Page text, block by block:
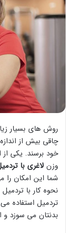
روش های بسیار
چاقی بیش از
خود برسند. یکی
وزن لاغری با
شما این امکان را
نحوه کار با
تردمیل استفاده
بدنتان می سوزد